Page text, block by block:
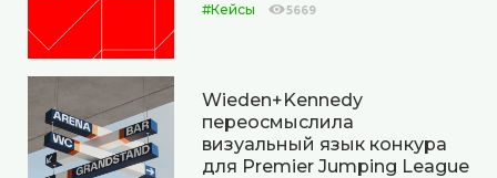
#Кейсы 5669
Wieden+Kennedy
переосмыслила
визуальный язык конкура
для Premier Jumping League